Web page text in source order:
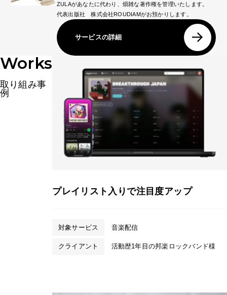
ZULAがあなたに代わり、煩雑な著作権を管理いたします。
代表出版社 株式会社ROUDIAMがお預かりします。
サービスの詳細
Works
取り組み事
例
プレイリスト入りで注目度アップ
対象サービス 音楽配信
クライアント 活動歴1年目の邦楽ロックバンド様